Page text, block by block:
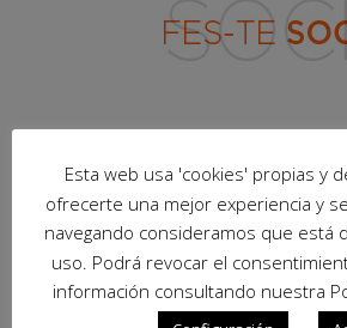
Esta web usa 'cookies' propias y
ofrecerte una mejor experiencia y
navegando consideramos que está
uso. Podrá revocar el
información consultando nuestra